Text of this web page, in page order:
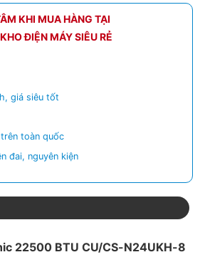
KHI MUA HÀNG TẠI
ĐIỆN MÁY SIÊU RẺ
giá siêu tốt
toàn quốc
đai, nguyên kiện